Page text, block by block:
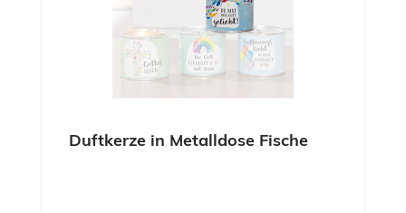
Duftkerze in Metalldose Fische